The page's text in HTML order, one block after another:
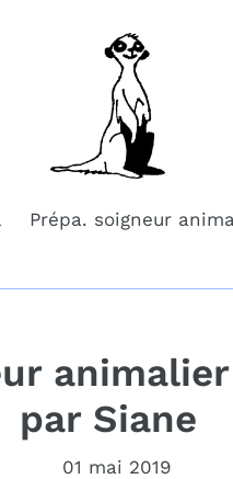
Prépa. soigneur
par Siane
01 mai 2019